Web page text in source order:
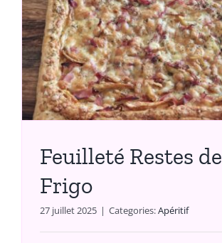
Feuilleté Restes de
Frigo
27 juillet 2025 | Categories:Apéritif